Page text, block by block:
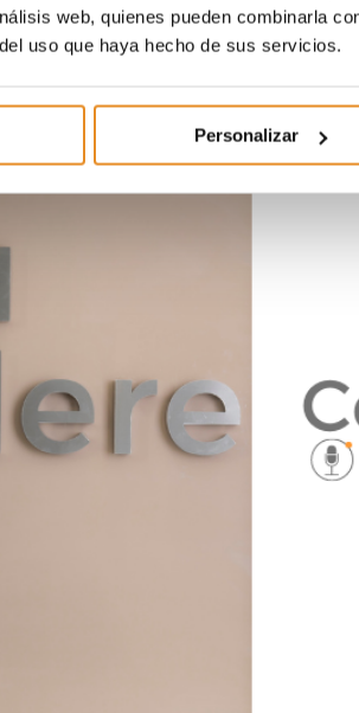
web, quienes pueden combinarla
uso que haya hecho de sus servicios.
Personalizar